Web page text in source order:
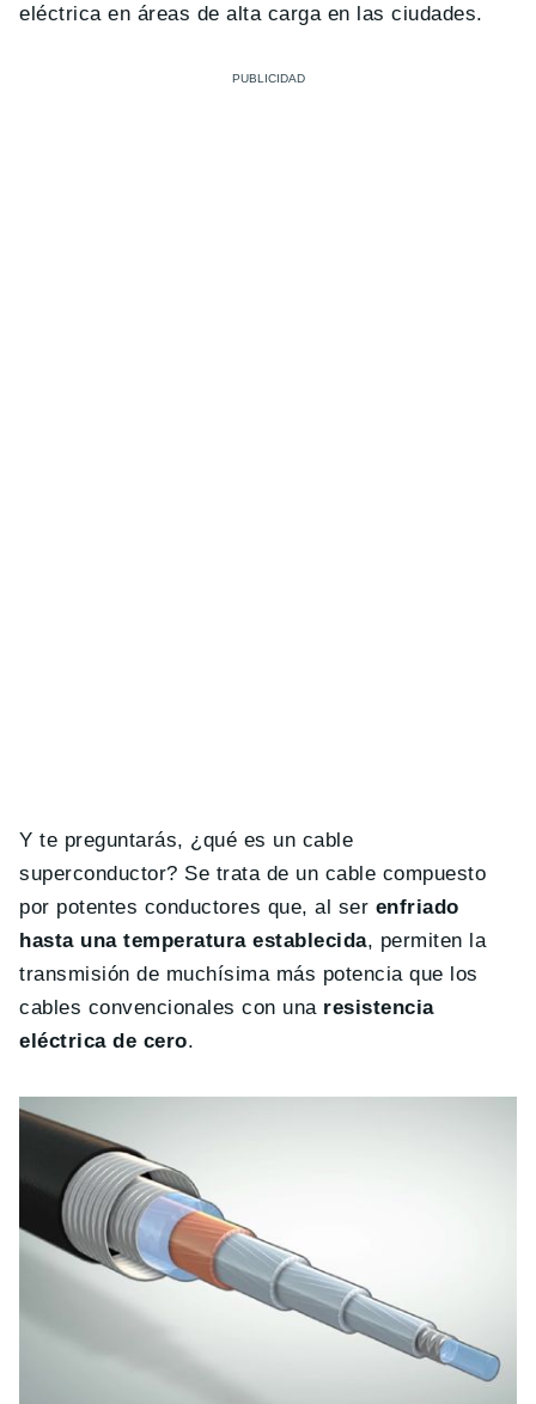
eléctrica en áreas de alta carga en las ciudades.
Y te preguntarás, ¿qué es un cable
superconductor? Se trata de un cable compuesto
por potentes conductores que, al ser enfriado
hasta una temperatura establecida, permiten la
transmisión de muchísima más potencia que los
cables convencionales con una resistencia
eléctrica de cero.